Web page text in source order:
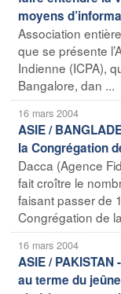
moyens
Association
que se présente
Indienne (ICPA),
Bangalore, dan ...
16 mars 2004
ASIE /
la Congrégation
Dacca (Agence
fait croître le
faisant passer de
Congrégation de
16 mars 2004
ASIE /
au terme du